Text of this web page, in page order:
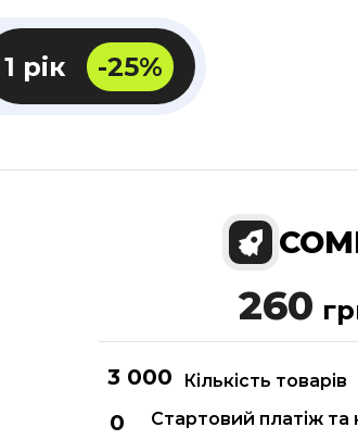
1 рік -25%
260
Кількість товарів
Стартовий платіж та